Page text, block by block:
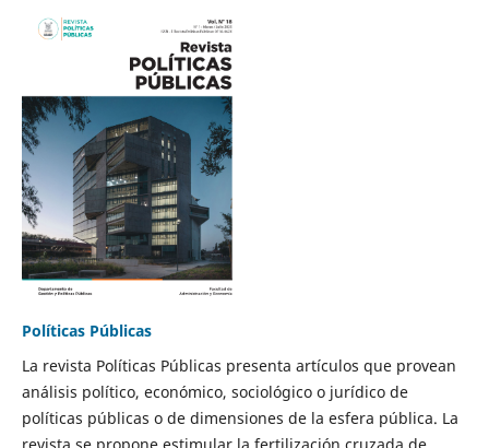
Políticas Públicas
La revista Políticas Públicas presenta artículos que provean
análisis político, económico, sociológico o jurídico de
políticas públicas o de dimensiones de la esfera pública. La
revista se propone estimular la fertilización cruzada de